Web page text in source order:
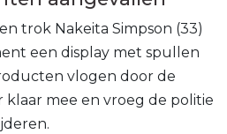
trok Nakeita Simpson (33)
een display met spullen
vlogen door de
klaar mee en vroeg de politie